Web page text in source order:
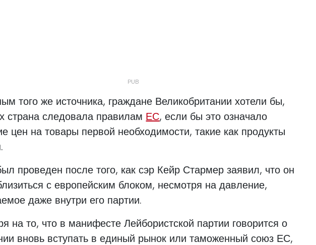
того же источника, граждане Великобритании хотели бы,
страна следовала правилам ЕС, если бы это означало
цен на товары первой необходимости, такие как продукты
проведен после того, как сэр Кейр Стармер заявил, что он
с европейским блоком, несмотря на давление,
даже внутри его партии.
на то, что в манифесте Лейбористской партии говорится о
вновь вступать в единый рынок или таможенный союз ЕС,